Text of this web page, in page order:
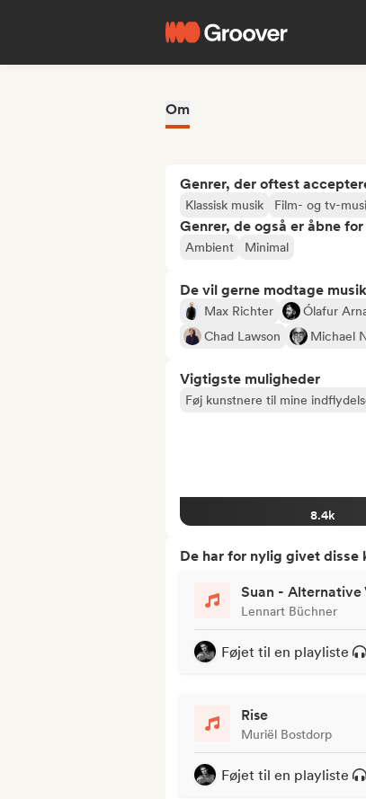
Om
Genrer, der oftest
Klassisk musik Film- og tv-
Genrer, de også er åbne
Ambient Minimal
De vil gerne modtage
Max Richter Ólafur
Chad Lawson
Michael
Vigtigste muligheder
Føj kunstnere til mine
8.4k
De har for nylig givet disse
Suan - Alternative
Lennart Büchner
Føjet til en playliste
Rise
Muriël Bostdorp
Føjet til en playliste